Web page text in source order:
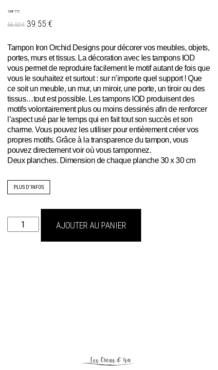
TARIF TTC
56.50 € 39.55 €
Tampon Iron Orchid Designs pour décorer vos meubles, objets,
portes, murs et tissus. La décoration avec les tampons IOD
vous permet de reproduire facilement le motif autant de fois que
vous le souhaitez et surtout : sur n’importe quel support ! Que
ce soit un meuble, un mur, un miroir, une porte, un tiroir ou des
tissus…tout est possible. Les tampons IOD produisent des
motifs volontairement plus ou moins dessinés afin de renforcer
l’aspect usé par le temps qui en fait tout son succès et son
charme. Vous pouvez les utiliser pour entièrement créer vos
propres motifs. Grâce à la transparence du tampon, vous
pouvez directement voir où vous tamponnez.
Deux planches. Dimension de chaque planche 30 x 30 cm
PLUS D'INFOS
quantité
de
AJOUTER AU PANIER